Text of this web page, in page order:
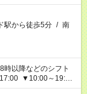
駅から徒歩5分 / 南
時以降などのシフト
▼10:00～19:00